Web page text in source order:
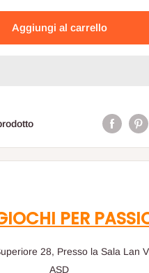
Aggiungi al carrello
PER
28, Presso la Sala Lan
ASD